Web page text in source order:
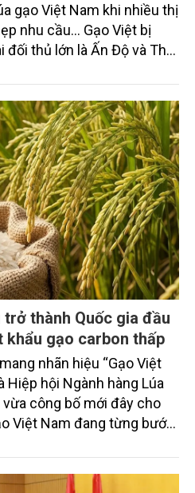
gạo Việt Nam khi nhiều thị
nhu cầu... Gạo Việt bị
đối thủ lớn là Ấn Độ và Thái
Lúa gạo Việt Nam
xuất từ đầu năm 2024 hiện
mới của Việt Nam
thành Quốc gia đầu
khẩu gạo carbon thấp
nhãn hiệu “Gạo Việt
Hiệp hội Ngành hàng Lúa
công bố mới đây cho
Việt Nam đang từng bước
triển bền vững, và tập
năng với gạo chất